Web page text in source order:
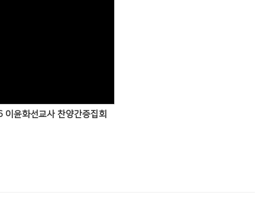
윤화선교사 찬양간증집회